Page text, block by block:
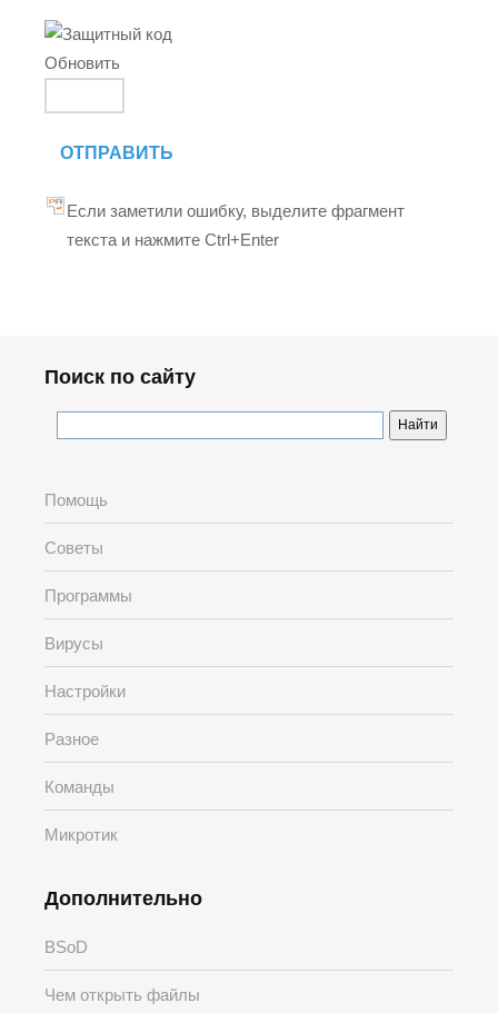
Обновить
ОТПРАВИТЬ
Если заметили ошибку, выделите фрагмент
текста и нажмите Ctrl+Enter
Поиск по сайту
Помощь
Советы
Программы
Вирусы
Настройки
Разное
Команды
Микротик
Дополнительно
BSoD
Чем открыть файлы